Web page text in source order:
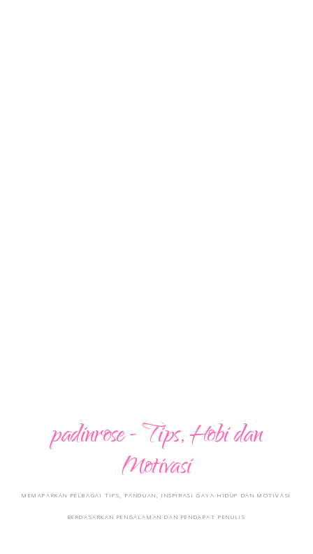
padinrose - Tips, Hobi dan
Motivasi
MEMAPARKAN PELBAGAI TIPS, PANDUAN, INSPIRASI GAYA HIDUP DAN MOTIVASI
BERDASARKAN PENGALAMAN DAN PENDAPAT PENULIS